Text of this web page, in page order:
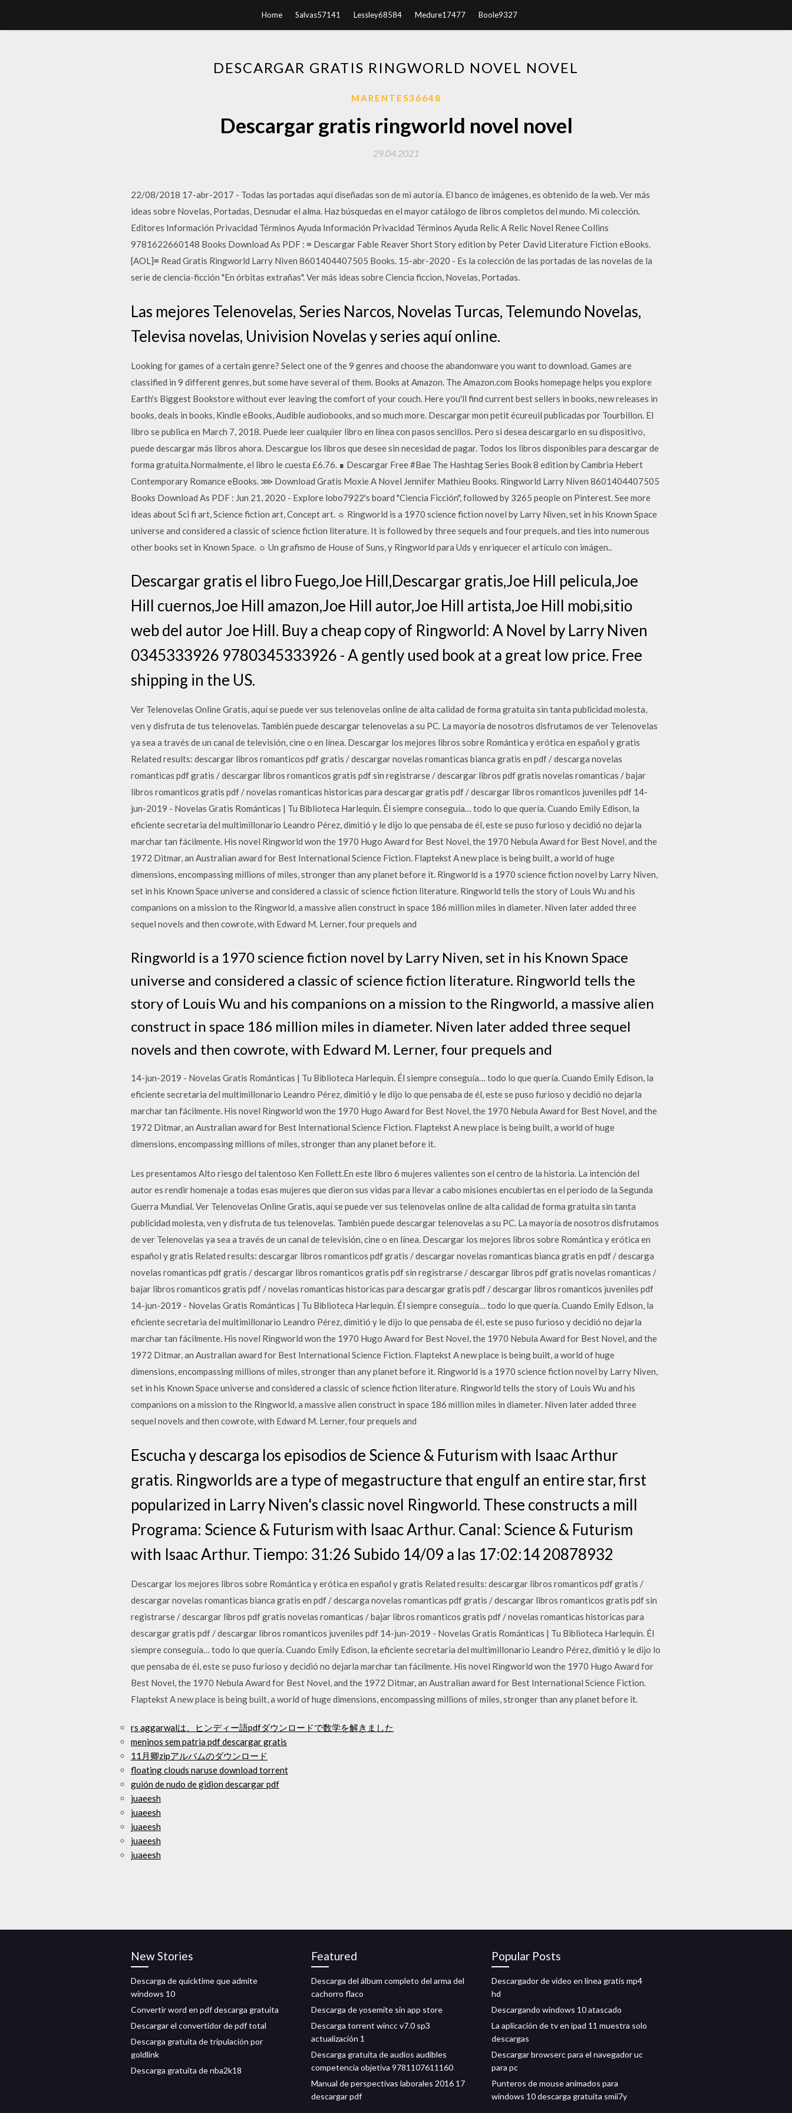
Home Salvas57141 Lessley68584 Medure17477 Boole9327
DESCARGAR GRATIS RINGWORLD NOVEL NOVEL
MARENTES36648
Descargar gratis ringworld novel novel
29.04.2021
22/08/2018 17-abr-2017 - Todas las portadas aquí diseñadas son de mi autoría. El banco de imágenes, es obtenido de la web. Ver más
ideas sobre Novelas, Portadas, Desnudar el alma. Haz búsquedas en el mayor catálogo de libros completos del mundo. Mi colección.
Editores Información Privacidad Términos Ayuda Información Privacidad Términos Ayuda Relic A Relic Novel Renee Collins
9781622660148 Books Download As PDF : ≡ Descargar Fable Reaver Short Story edition by Peter David Literature Fiction eBooks.
[AOL]≡ Read Gratis Ringworld Larry Niven 8601404407505 Books. 15-abr-2020 - Es la colección de las portadas de las novelas de la
serie de ciencia-ficción "En órbitas extrañas". Ver más ideas sobre Ciencia ficcion, Novelas, Portadas.
Las mejores Telenovelas, Series Narcos, Novelas Turcas, Telemundo Novelas,
Televisa novelas, Univision Novelas y series aquí online.
Looking for games of a certain genre? Select one of the 9 genres and choose the abandonware you want to download. Games are
classified in 9 different genres, but some have several of them. Books at Amazon. The Amazon.com Books homepage helps you explore
Earth's Biggest Bookstore without ever leaving the comfort of your couch. Here you'll find current best sellers in books, new releases in
books, deals in books, Kindle eBooks, Audible audiobooks, and so much more. Descargar mon petit écureuil publicadas por Tourbillon. El
libro se publica en March 7, 2018. Puede leer cualquier libro en línea con pasos sencillos. Pero si desea descargarlo en su dispositivo,
puede descargar más libros ahora. Descargue los libros que desee sin necesidad de pagar. Todos los libros disponibles para descargar de
forma gratuita.Normalmente, el libro le cuesta £6.76. ∎ Descargar Free #Bae The Hashtag Series Book 8 edition by Cambria Hebert
Contemporary Romance eBooks. ⋙ Download Gratis Moxie A Novel Jennifer Mathieu Books. Ringworld Larry Niven 8601404407505
Books Download As PDF : Jun 21, 2020 - Explore lobo7922's board "Ciencia Ficción", followed by 3265 people on Pinterest. See more
ideas about Sci fi art, Science fiction art, Concept art. ☼ Ringworld is a 1970 science fiction novel by Larry Niven, set in his Known Space
universe and considered a classic of science fiction literature. It is followed by three sequels and four prequels, and ties into numerous
other books set in Known Space. ☼ Un grafismo de House of Suns, y Ringworld para Uds y enriquecer el artículo con imágen..
Descargar gratis el libro Fuego,Joe Hill,Descargar gratis,Joe Hill pelicula,Joe
Hill cuernos,Joe Hill amazon,Joe Hill autor,Joe Hill artista,Joe Hill mobi,sitio
web del autor Joe Hill. Buy a cheap copy of Ringworld: A Novel by Larry Niven
0345333926 9780345333926 - A gently used book at a great low price. Free
shipping in the US.
Ver Telenovelas Online Gratis, aquí se puede ver sus telenovelas online de alta calidad de forma gratuita sin tanta publicidad molesta,
ven y disfruta de tus telenovelas. También puede descargar telenovelas a su PC. La mayoría de nosotros disfrutamos de ver Telenovelas
ya sea a través de un canal de televisión, cine o en línea. Descargar los mejores libros sobre Romántica y erótica en español y gratis
Related results: descargar libros romanticos pdf gratis / descargar novelas romanticas bianca gratis en pdf / descarga novelas
romanticas pdf gratis / descargar libros romanticos gratis pdf sin registrarse / descargar libros pdf gratis novelas romanticas / bajar
libros romanticos gratis pdf / novelas romanticas historicas para descargar gratis pdf / descargar libros romanticos juveniles pdf 14-
jun-2019 - Novelas Gratis Románticas | Tu Biblioteca Harlequin. Él siempre conseguía… todo lo que quería. Cuando Emily Edison, la
eficiente secretaria del multimillonario Leandro Pérez, dimitió y le dijo lo que pensaba de él, este se puso furioso y decidió no dejarla
marchar tan fácilmente. His novel Ringworld won the 1970 Hugo Award for Best Novel, the 1970 Nebula Award for Best Novel, and the
1972 Ditmar, an Australian award for Best International Science Fiction. Flaptekst A new place is being built, a world of huge
dimensions, encompassing millions of miles, stronger than any planet before it. Ringworld is a 1970 science fiction novel by Larry Niven,
set in his Known Space universe and considered a classic of science fiction literature. Ringworld tells the story of Louis Wu and his
companions on a mission to the Ringworld, a massive alien construct in space 186 million miles in diameter. Niven later added three
sequel novels and then cowrote, with Edward M. Lerner, four prequels and
Ringworld is a 1970 science fiction novel by Larry Niven, set in his Known Space
universe and considered a classic of science fiction literature. Ringworld tells the
story of Louis Wu and his companions on a mission to the Ringworld, a massive alien
construct in space 186 million miles in diameter. Niven later added three sequel
novels and then cowrote, with Edward M. Lerner, four prequels and
14-jun-2019 - Novelas Gratis Románticas | Tu Biblioteca Harlequin. Él siempre conseguía… todo lo que quería. Cuando Emily Edison, la
eficiente secretaria del multimillonario Leandro Pérez, dimitió y le dijo lo que pensaba de él, este se puso furioso y decidió no dejarla
marchar tan fácilmente. His novel Ringworld won the 1970 Hugo Award for Best Novel, the 1970 Nebula Award for Best Novel, and the
1972 Ditmar, an Australian award for Best International Science Fiction. Flaptekst A new place is being built, a world of huge
dimensions, encompassing millions of miles, stronger than any planet before it.
Les presentamos Alto riesgo del talentoso Ken Follett.En este libro 6 mujeres valientes son el centro de la historia. La intención del
autor es rendir homenaje a todas esas mujeres que dieron sus vidas para llevar a cabo misiones encubiertas en el período de la Segunda
Guerra Mundial. Ver Telenovelas Online Gratis, aquí se puede ver sus telenovelas online de alta calidad de forma gratuita sin tanta
publicidad molesta, ven y disfruta de tus telenovelas. También puede descargar telenovelas a su PC. La mayoría de nosotros disfrutamos
de ver Telenovelas ya sea a través de un canal de televisión, cine o en línea. Descargar los mejores libros sobre Romántica y erótica en
español y gratis Related results: descargar libros romanticos pdf gratis / descargar novelas romanticas bianca gratis en pdf / descarga
novelas romanticas pdf gratis / descargar libros romanticos gratis pdf sin registrarse / descargar libros pdf gratis novelas romanticas /
bajar libros romanticos gratis pdf / novelas romanticas historicas para descargar gratis pdf / descargar libros romanticos juveniles pdf
14-jun-2019 - Novelas Gratis Románticas | Tu Biblioteca Harlequin. Él siempre conseguía… todo lo que quería. Cuando Emily Edison, la
eficiente secretaria del multimillonario Leandro Pérez, dimitió y le dijo lo que pensaba de él, este se puso furioso y decidió no dejarla
marchar tan fácilmente. His novel Ringworld won the 1970 Hugo Award for Best Novel, the 1970 Nebula Award for Best Novel, and the
1972 Ditmar, an Australian award for Best International Science Fiction. Flaptekst A new place is being built, a world of huge
dimensions, encompassing millions of miles, stronger than any planet before it. Ringworld is a 1970 science fiction novel by Larry Niven,
set in his Known Space universe and considered a classic of science fiction literature. Ringworld tells the story of Louis Wu and his
companions on a mission to the Ringworld, a massive alien construct in space 186 million miles in diameter. Niven later added three
sequel novels and then cowrote, with Edward M. Lerner, four prequels and
Escucha y descarga los episodios de Science & Futurism with Isaac Arthur
gratis. Ringworlds are a type of megastructure that engulf an entire star, first
popularized in Larry Niven's classic novel Ringworld. These constructs a mill
Programa: Science & Futurism with Isaac Arthur. Canal: Science & Futurism
with Isaac Arthur. Tiempo: 31:26 Subido 14/09 a las 17:02:14 20878932
Descargar los mejores libros sobre Romántica y erótica en español y gratis Related results: descargar libros romanticos pdf gratis /
descargar novelas romanticas bianca gratis en pdf / descarga novelas romanticas pdf gratis / descargar libros romanticos gratis pdf sin
registrarse / descargar libros pdf gratis novelas romanticas / bajar libros romanticos gratis pdf / novelas romanticas historicas para
descargar gratis pdf / descargar libros romanticos juveniles pdf 14-jun-2019 - Novelas Gratis Románticas | Tu Biblioteca Harlequin. Él
siempre conseguía… todo lo que quería. Cuando Emily Edison, la eficiente secretaria del multimillonario Leandro Pérez, dimitió y le dijo lo
que pensaba de él, este se puso furioso y decidió no dejarla marchar tan fácilmente. His novel Ringworld won the 1970 Hugo Award for
Best Novel, the 1970 Nebula Award for Best Novel, and the 1972 Ditmar, an Australian award for Best International Science Fiction.
Flaptekst A new place is being built, a world of huge dimensions, encompassing millions of miles, stronger than any planet before it.
rs aggarwalは、ヒンディー語pdfダウンロードで数学を解きました
meninos sem patria pdf descargar gratis
11月卿zipアルバムのダウンロード
floating clouds naruse download torrent
guión de nudo de gidion descargar pdf
juaeesh
juaeesh
juaeesh
juaeesh
juaeesh
New Stories
Descarga de quicktime que admite
windows 10
Convertir word en pdf descarga gratuita
Descargar el convertidor de pdf total
Descarga gratuita de tripulación por
goldlink
Descarga gratuita de nba2k18
Featured
Descarga del álbum completo del arma del
cachorro flaco
Descarga de yosemite sin app store
Descarga torrent wincc v7.0 sp3
actualización 1
Descarga gratuita de audios audibles
competencia objetiva 9781107611160
Manual de perspectivas laborales 2016 17
descargar pdf
Popular Posts
Descargador de video en línea gratis mp4
hd
Descargando windows 10 atascado
La aplicación de tv en ipad 11 muestra solo
descargas
Descargar browserc para el navegador uc
para pc
Punteros de mouse animados para
windows 10 descarga gratuita smii7y